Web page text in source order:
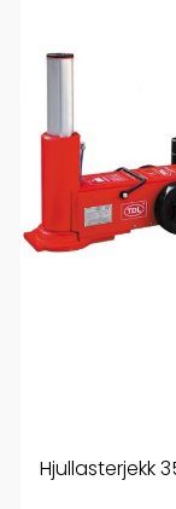
Hjullasterjekk